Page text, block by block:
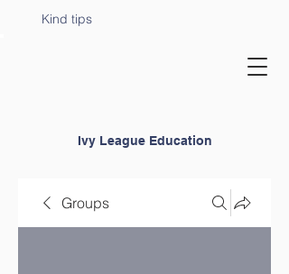
Ivy League Education
Kind tips
Groups